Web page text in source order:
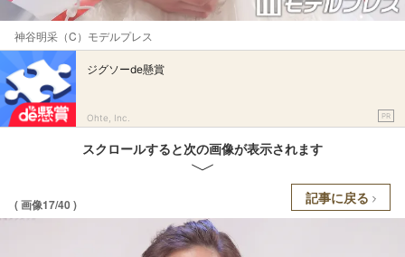
神谷明采（C）モデルプレス
ジグソーde懸賞
Ohte, Inc. PR
スクロールすると次の画像が表示されます
( 画像17/40 ) 記事に戻る